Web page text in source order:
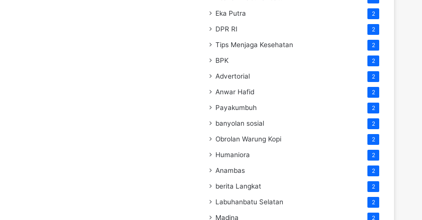
Eka Putra 2
DPR RI 2
Tips Menjaga Kesehatan 2
BPK 2
Advertorial 2
Anwar Hafid 2
Payakumbuh 2
banyolan sosial 2
Obrolan Warung Kopi 2
Humaniora 2
Anambas 2
berita Langkat 2
Labuhanbatu Selatan 2
Madina 2